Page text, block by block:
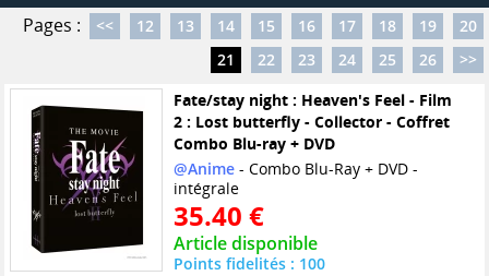
Pages :
<< 12 13 14 15 16 17 18 19
20
21
22 23 24 25 26
>>
Fate/stay night : Heaven's Feel - Film
2 : Lost butterfly - Collector - Coffret
Combo Blu-ray + DVD
@Anime- Combo Blu-Ray + DVD -
intégrale
35.40 €
Article disponible
Points fidelités : 100